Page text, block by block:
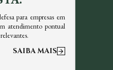
para empresas em
atendimento pontual
SAIBA MAIS